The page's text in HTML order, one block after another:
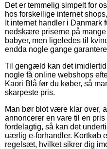
Det er temmelig simpelt for
hos forskellige internet
It internet handler i Danmark
nedskære priserne på
babyer, men ligeledes til
endda nogle gange
Til gengæld kan det
nogle få online webshops
Kaori Blå før du køber, så
skarpeste pris.
Man bør blot være klar over,
annoncerer en vare til en
fordelagtig, så kan det
uærlig e-forhandler. Kortkøb
regelsæt, hvilket sikrer dig